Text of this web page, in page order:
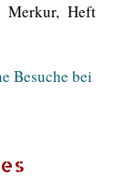
Merkur, Heft
Besuche bei